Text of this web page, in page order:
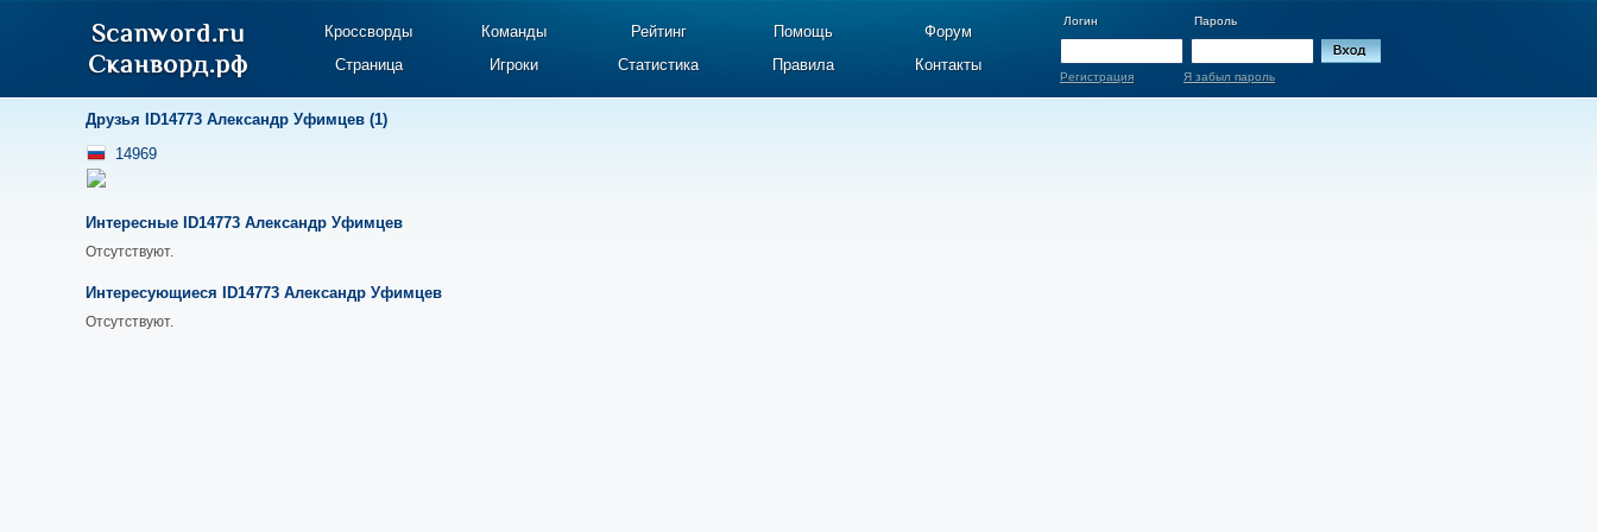
Кроссворды Команды Рейтинг Помощь
Форум
Страница
Игроки Статистика Правила Контакты
Логин Пароль
Регистрация Я забыл пароль
Друзья ID14773 Александр Уфимцев (1)
14969
Интересные ID14773 Александр Уфимцев
Отсутствуют.
Интересующиеся ID14773 Александр Уфимцев
Отсутствуют.